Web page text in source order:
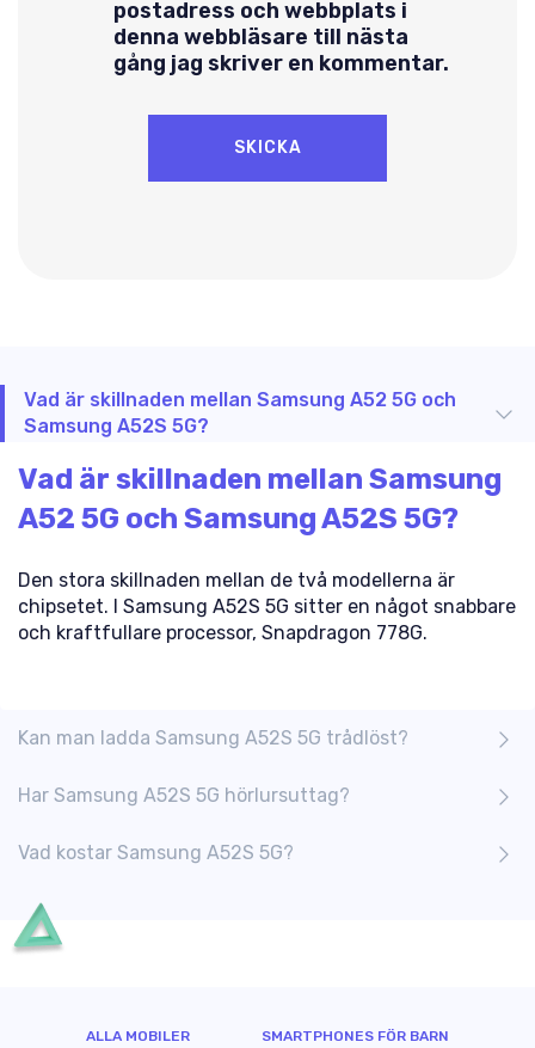
postadress och webbplats i
denna webbläsare till nästa
gång jag skriver en kommentar.
Vad är skillnaden mellan Samsung A52 5G och
Samsung A52S 5G?
Vad är skillnaden mellan Samsung
A52 5G och Samsung A52S 5G?
Den stora skillnaden mellan de två modellerna är
chipsetet. I Samsung A52S 5G sitter en något snabbare
och kraftfullare processor, Snapdragon 778G.
Kan man ladda Samsung A52S 5G trådlöst?
Har Samsung A52S 5G hörlursuttag?
Vad kostar Samsung A52S 5G?
ALLA MOBILER SMARTPHONES FÖR BARN